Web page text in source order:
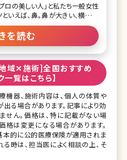
ロの美しい人」と私たち一般女性
いえば、鼻。鼻が大きい、横に広
ろいろな悩みがあると思います
さくしたいという悩みです。「正
るのがイヤ」「笑うと鼻が横に広
える」こんな悩みを改善する方
さくしてバラ
美しい鼻の定義〜 2.鼻の穴が大
小さくする方法 3-1.自力で鼻の
クで鼻の穴を小さく見せる方法
くするには 3-3-1.注射で鼻の穴
使った手術で鼻の穴を小さくす
鼻の穴を小さくする方法 4.
を読む
域✕施術]全国おすすめ
一覧はこちら】
機器、施術内容は、個人の体質や
る場合があります。記事により効
せん。価格は、特に記載がない場
格は変更になる場合があります。
本的に公的医療保険が適用されま
時は、担当医によく相談の上、そ